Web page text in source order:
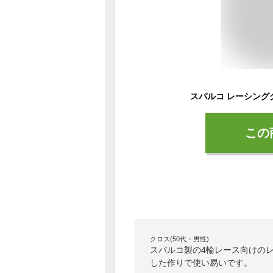
こ
クロス(50代・男性)
スパルコ製の4輪レース向けの
した作りで使い易いです。